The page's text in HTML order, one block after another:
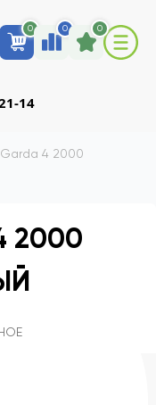
0 0 0
14
4 2000
2000